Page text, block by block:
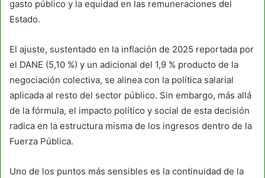
gasto público y la equidad en las remuneraciones del
Estado.
El ajuste, sustentado en la inflación de 2025 reportada por
el DANE (5,10 %) y un adicional del 1,9 % producto de la
negociación colectiva, se alinea con la política salarial
aplicada al resto del sector público. Sin embargo, más allá
de la fórmula, el impacto político y social de esta decisión
radica en la estructura misma de los ingresos dentro de la
Fuerza Pública.
Uno de los puntos más sensibles es la continuidad de la